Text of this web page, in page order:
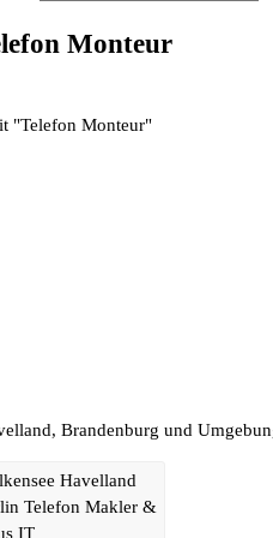
Monteur
"Telefon Monteur"
Brandenburg und